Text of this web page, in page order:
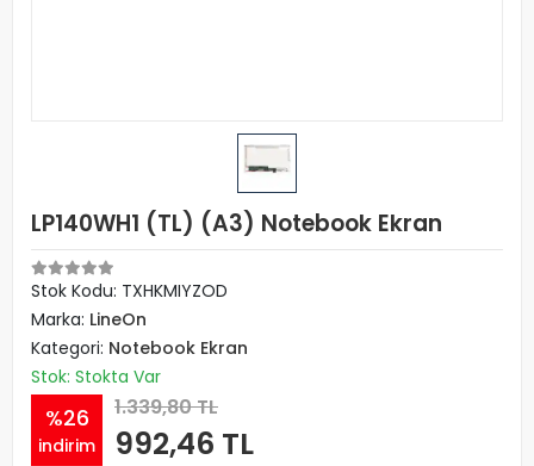
LP140WH1 (TL) (A3) Notebook Ekran
Stok Kodu: TXHKMIYZOD
Marka: LineOn
Kategori: Notebook Ekran
Stok: Stokta Var
%26
indirim
1.339,80 TL
992,46 TL